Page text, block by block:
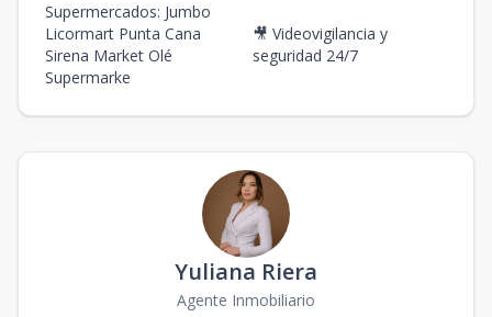
Supermercados: Jumbo
Licormart Punta Cana
Sirena Market Olé
Supermarke
🎥 Videovigilancia y
seguridad 24/7
Yuliana Riera
Agente Inmobiliario